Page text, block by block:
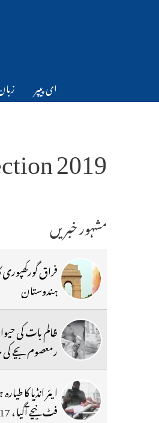
ای پیپر
2019
مشہور خبریں
فراق
ہندوستان
ظالم بات کی
رمعصوم بچے
فٹ نیچے آگیا ، 17 افراد زخمی